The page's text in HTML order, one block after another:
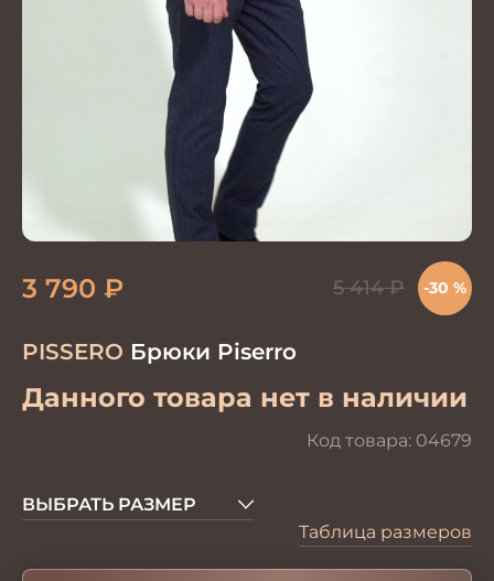
PISSERO Брюки Piserro
Данного товара нет в наличии
Код товара: 04679
3 790 ₽ 5 414₽ -30 %
ВЫБРАТЬ РАЗМЕР
Таблица размеров